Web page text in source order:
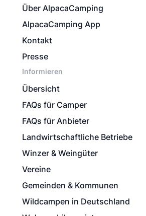
Über AlpacaCamping
AlpacaCamping App
Kontakt
Presse
Informieren
Übersicht
FAQs für Camper
FAQs für Anbieter
Landwirtschaftliche Betriebe
Winzer & Weingüter
Vereine
Gemeinden & Kommunen
Wildcampen in Deutschland